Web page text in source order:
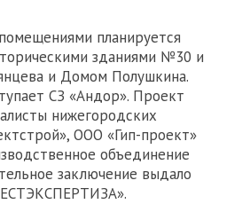
планируется
зданиями №30 и
и Домом Полушкина.
СЗ «Андор». Проект
нижегородских
ООО «Гип-проект»
объединение
заключение выдало